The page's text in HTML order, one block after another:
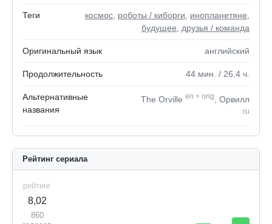
Теги космос роботы / киборги инопланетяне
будущее
друзья / команда
Оригинальный язык английский
Продолжительность 44 мин. / 26,4 ч.
Альтернативные
названия
The Orville en + orig , Орвилл
ru
Рейтинг сериала
рейтинг
8,02
860